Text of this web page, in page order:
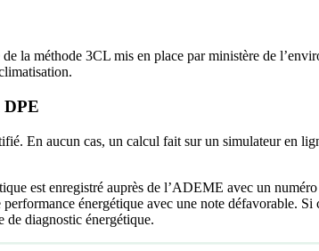
la méthode 3CL mis en place par ministère de
DPE
En aucun cas, un calcul fait sur un simulateur en
est enregistré auprès de l’ADEME avec un
énergétique avec une note défavorable.
de diagnostic énergétique.